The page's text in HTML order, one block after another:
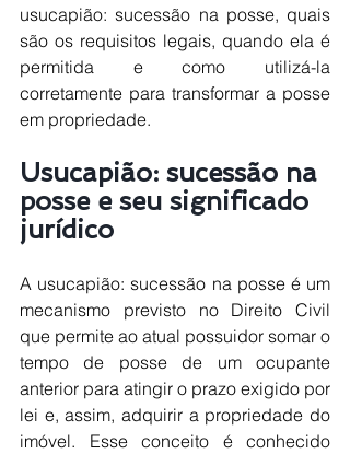
usucapião: sucessão na posse, quais
são os requisitos legais, quando ela é
permitida e como utilizá-la
corretamente para transformar a posse
em propriedade.
Usucapião: sucessão na
posse e seu significado
jurídico
A usucapião: sucessão na posse é um
mecanismo previsto no Direito Civil
que permite ao atual possuidor somar o
tempo de posse de um ocupante
anterior para atingir o prazo exigido por
lei e, assim, adquirir a propriedade do
imóvel. Esse conceito é conhecido